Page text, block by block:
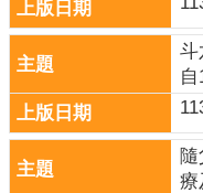
查
相
關
連
結
斗
自
療